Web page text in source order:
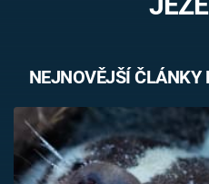
Témata
Témata
NEJNOVĚJŠÍ ČLÁNKY